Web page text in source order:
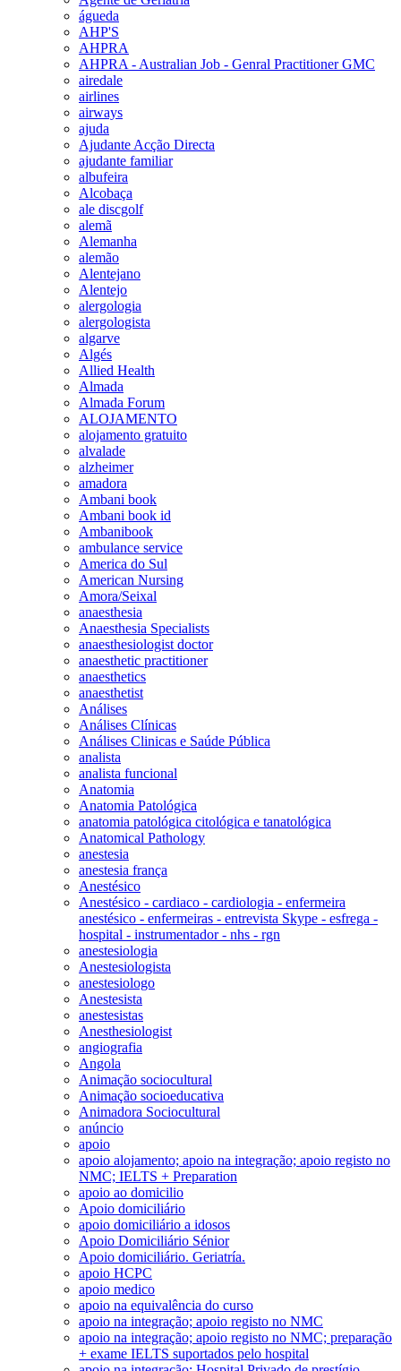
águeda
AHP'S
AHPRA
AHPRA - Australian Job - Genral Practitioner GMC
airedale
airlines
airways
ajuda
Ajudante Acção Directa
ajudante familiar
albufeira
Alcobaça
ale discgolf
alemã
Alemanha
alemão
Alentejano
Alentejo
alergologia
alergologista
algarve
Algés
Allied Health
Almada
Almada Forum
ALOJAMENTO
alojamento gratuito
alvalade
alzheimer
amadora
Ambani book
Ambani book id
Ambanibook
ambulance service
America do Sul
American Nursing
Amora/Seixal
anaesthesia
Anaesthesia Specialists
anaesthesiologist doctor
anaesthetic practitioner
anaesthetics
anaesthetist
Análises
Análises Clínicas
Análises Clinicas e Saúde Pública
analista
analista funcional
Anatomia
Anatomia Patológica
anatomia patológica citológica e tanatológica
Anatomical Pathology
anestesia
anestesia frança
Anestésico
Anestésico - cardiaco - cardiologia - enfermeira
anestésico - enfermeiras - entrevista Skype - esfrega -
hospital - instrumentador - nhs - rgn
anestesiologia
Anestesiologista
anestesiologo
Anestesista
anestesistas
Anesthesiologist
angiografia
Angola
Animação sociocultural
Animação socioeducativa
Animadora Sociocultural
anúncio
apoio
apoio alojamento; apoio na integração; apoio registo no
NMC; IELTS + Preparation
apoio ao domicilio
Apoio domiciliário
apoio domiciliário a idosos
Apoio Domiciliário Sénior
Apoio domiciliário. Geriatría.
apoio HCPC
apoio medico
apoio na equivalência do curso
apoio na integração; apoio registo no NMC
apoio na integração; apoio registo no NMC; preparação
+ exame IELTS suportados pelo hospital